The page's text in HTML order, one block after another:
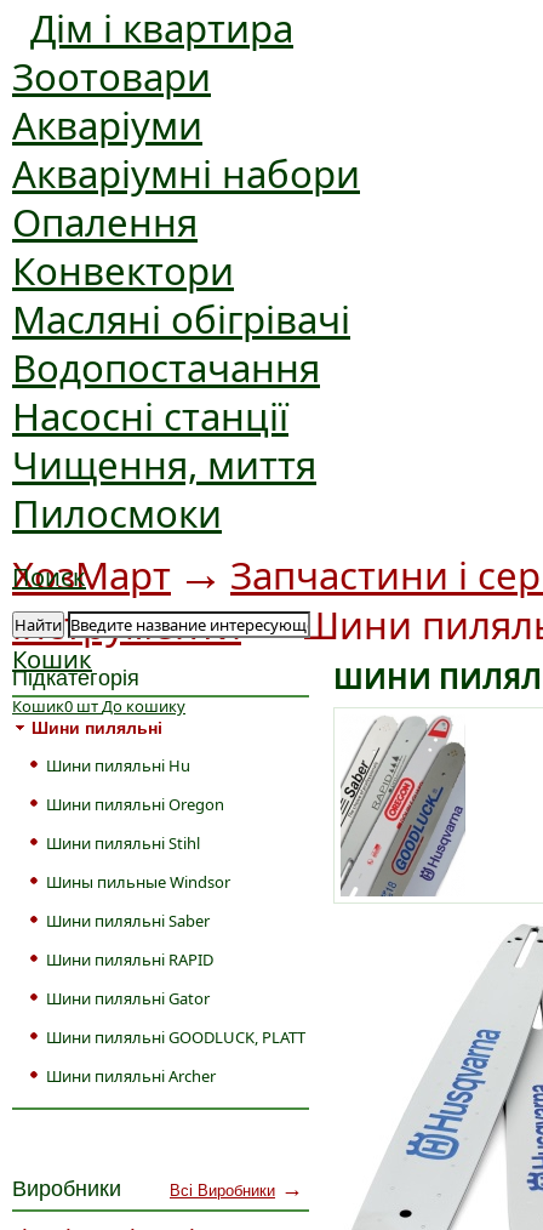
Дім і квартира
Зоотовари
Акваріуми
Акваріумні набори
Опалення
Конвектори
Масляні обігрівачі
Водопостачання
Насосні станції
Чищення, миття
Пилосмоки
Поиск
Найти
Кошик
Кошик0 штДо кошику
ХозМарт → Запчастини і
інструменти→Шини
Підкатегорія
Шини пиляльні
Шини пиляльні Hu
Шини пиляльні Oregon
Шини пиляльні Stihl
Шины пильные Windsor
Шини пиляльні Saber
Шини пиляльні RAPID
Шини пиляльні Gator
Шини пиляльні GOODLUCK, PLATT
Шини пиляльні Archer
Виробники Всі Виробники →
ШИНИ